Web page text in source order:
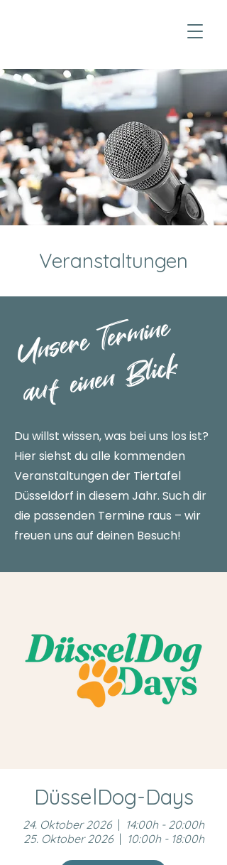
Veranstaltungen
U
n
s
e
r
e
T
e
r
mi
n
e
a
u
f
ei
n
e
n
Bli
c
k
Du willst wissen, was bei uns los ist?
Hier siehst du alle kommenden
Veranstaltungen der Tiertafel
Düsseldorf in diesem Jahr. Such dir
die passenden Termine raus – wir
freuen uns auf deinen Besuch!
DüsselDog-Days
24. Oktober 2026
14:00h - 20:00h
25. Oktober 2026
10:00h - 18:00h